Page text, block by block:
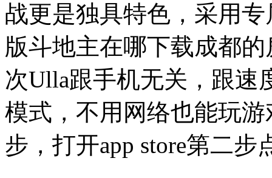
战更是独具特色，采用
版斗地主在哪下载成都
次Ulla跟手机无关，跟速
模式，不用网络也能玩
步，打开app store第二